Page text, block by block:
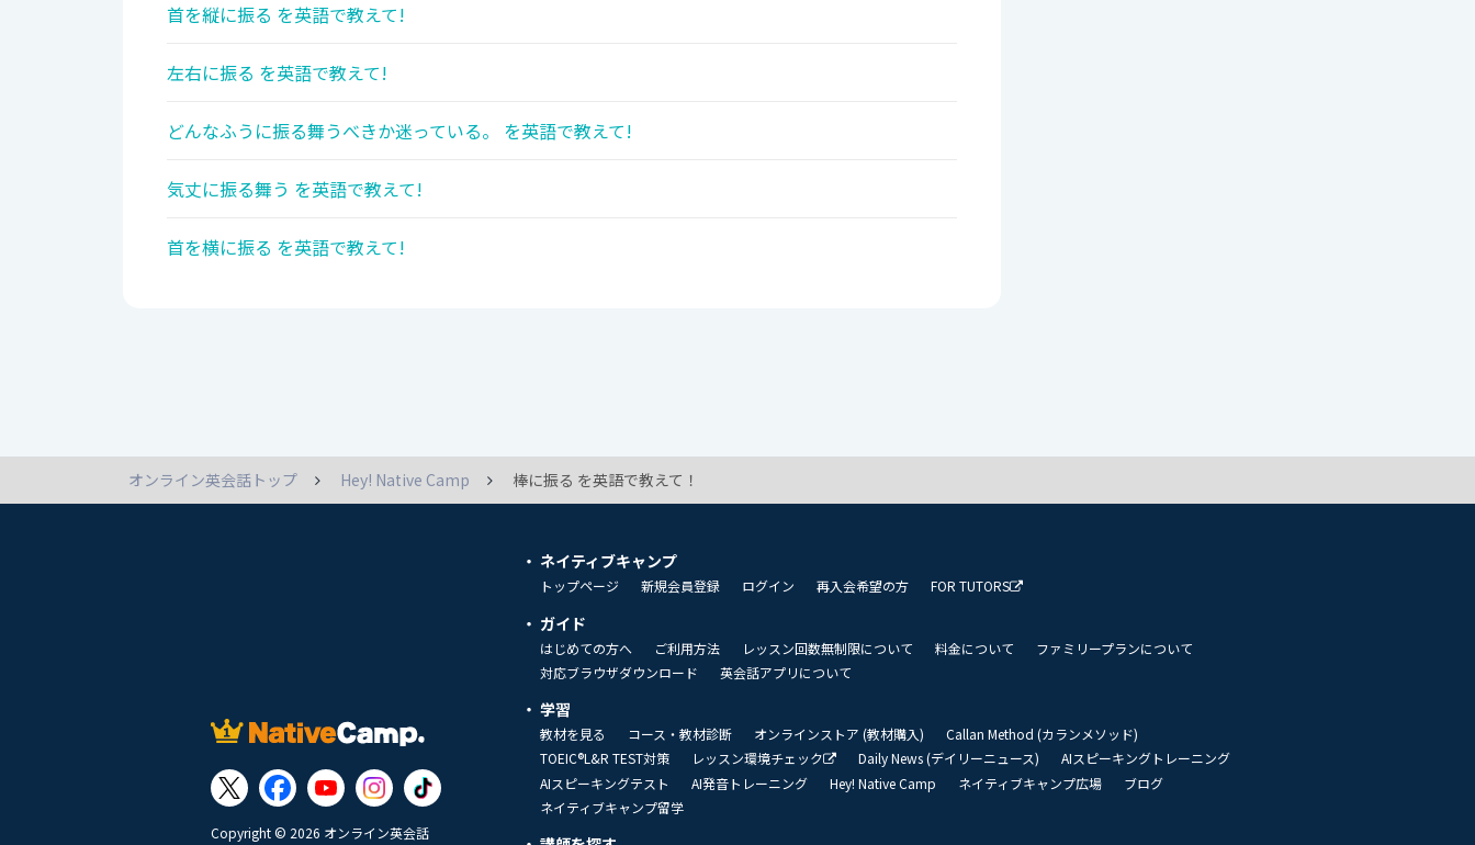
首を縦に振る を英語で教えて!
左右に振る を英語で教えて!
どんなふうに振る舞うべきか迷っている。 を英語で教えて!
気丈に振る舞う を英語で教えて!
首を横に振る を英語で教えて!
オンライン英会話トップ Hey! Native Camp 棒に振る を英語で教えて！
Copyright © 2026 オンライン英会話
ネイティブキャンプ
トップページ 新規会員登録 ログイン 再入会希望の方 FOR TUTORS
ガイド
はじめての方へ ご利用方法 レッスン回数無制限について 料金について
ファミリープランについて
対応ブラウザダウンロード
英会話アプリについて
学習
教材を見る コース・教材診断 オンラインストア (教材購入)
Callan Method (カランメソッド)
TOEIC®L&R TEST対策
レッスン環境チェック Daily News (デイリーニュース)
AIスピーキングトレーニング
AIスピーキングテスト
AI発音トレーニング Hey! Native Camp ネイティブキャンプ広場
ブログ
ネイティブキャンプ留学